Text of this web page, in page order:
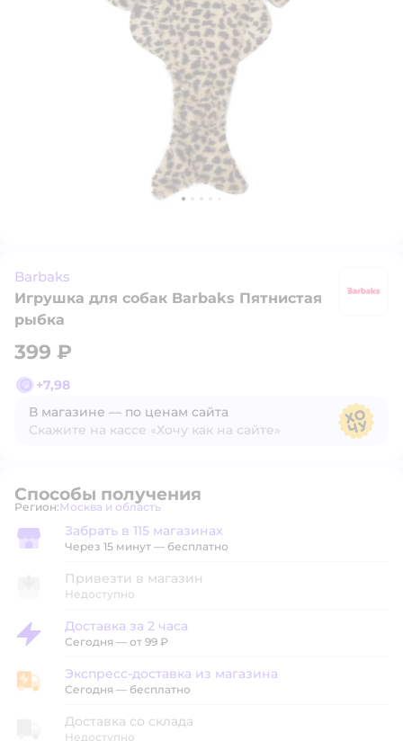
Barbaks
Игрушка для собак Barbaks Пятнистая
рыбка
399 ₽
+7,98
В магазине — по ценам сайта
Скажите на кассе «Хочу как на сайте»
Способы получения
Регион: Выбор адреса доставки.
Москва и область
Забрать в магазине
Забрать в 115 магазинах
Через 15 минут — бесплатно
Привезти в магазин
Недоступно
Доставка за 2 часа
Доставка за 2 часа
Сегодня — от 99 ₽
Экспресс-доставка из магазина
Экспресс-доставка из магазина
Сегодня — бесплатно
Доставка со склада
Недоступно